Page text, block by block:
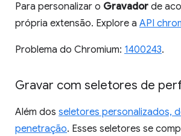
Para personalizar o Gravador de
própria extensão. Explore a API
Problema do Chromium: 1400243.
Gravar com seletores de
Além dos seletores personalizados,
penetração. Esses seletores se